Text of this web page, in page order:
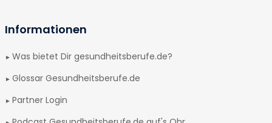
Informationen
Was bietet Dir gesundheitsberufe.de?
Glossar Gesundheitsberufe.de
Partner Login